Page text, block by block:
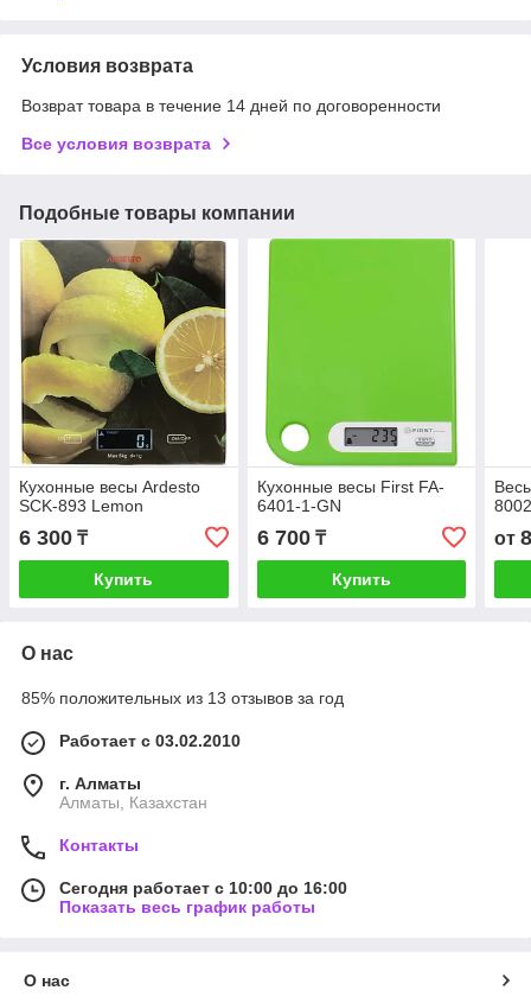
Условия возврата
Возврат товара в течение 14 дней по договоренности
Все условия возврата
Подобные товары компании
Кухонные весы Ardesto
SCK-893 Lemon
6 300 ₸
Купить
Кухонные весы First FA-
6401-1-GN
6 700₸
Купить
от
О нас
85% положительных из 13 отзывов за год
Работает с 03.02.2010
г. Алматы
Алматы, Казахстан
Контакты
Сегодня работает с 10:00 до 16:00
Показать весь график работы
О нас